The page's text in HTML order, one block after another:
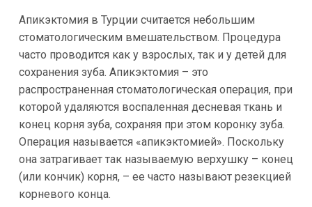
Апикэктомия в Турции считается небольшим
стоматологическим вмешательством. Процедура
часто проводится как у взрослых, так и у детей для
сохранения зуба. Апикэктомия – это
распространенная стоматологическая операция, при
которой удаляются воспаленная десневая ткань и
конец корня зуба, сохраняя при этом коронку зуба.
Операция называется «апикэктомией». Поскольку
она затрагивает так называемую верхушку – конец
(или кончик) корня, – ее часто называют резекцией
корневого конца.